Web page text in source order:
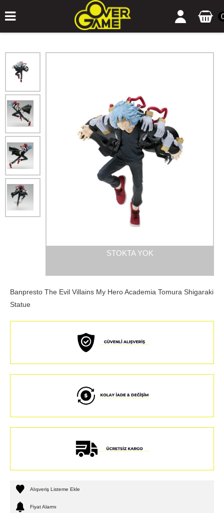
STOKTA YOK
Banpresto The Evil Villains My Hero Academia Tomura Shigaraki
Statue
Alışveriş Listeme Ekle
Fiyat Alarmı